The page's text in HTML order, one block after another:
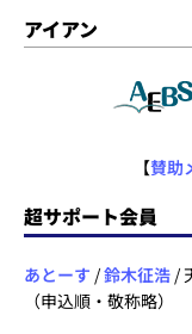
アイアン
【賛助
超サポート会員
あとーす /鈴木征浩 /
（申込順・敬称略）